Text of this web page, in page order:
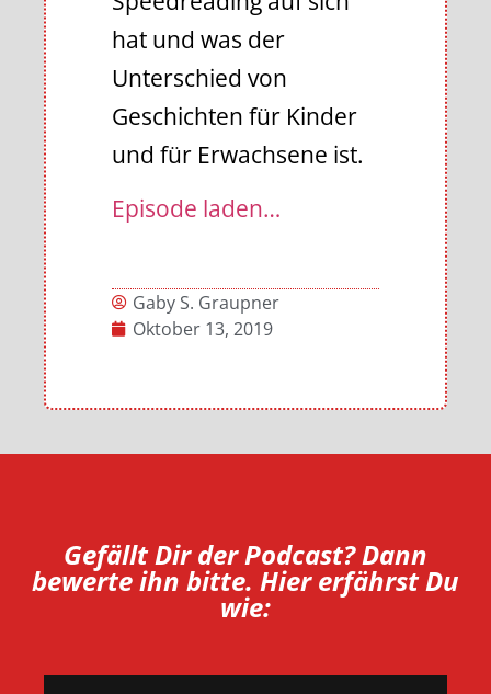
hat und was der
Unterschied von
Geschichten für Kinder
und für Erwachsene ist.
Episode laden…
Gaby S. Graupner
Oktober 13, 2019
Gefällt Dir der Podcast? Dann
bewerte ihn bitte. Hier erfährst Du
wie: